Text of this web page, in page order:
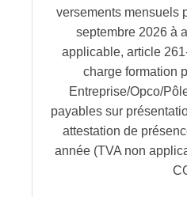
versements mensuels
septembre 2026 à
applicable, article
charge formation
Entreprise/Opco/
payables sur
attestation de
année (TVA non